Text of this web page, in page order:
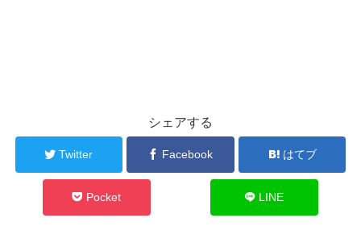
シェアする
Twitter Facebook はてブ
Pocket LINE